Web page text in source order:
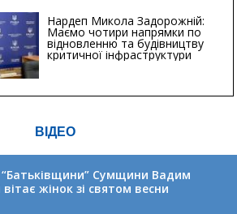
Нардеп Микола Задорожній:
Маємо чотири напрямки по
відновленню та будівництву
критичної інфраструктури
ВІДЕО
“Батьківщини” Сумщини Вадим
жінок зі святом весни